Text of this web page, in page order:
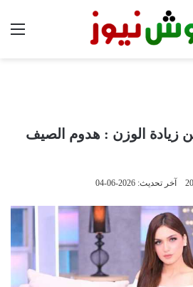
زيادة الوزن : هدوم الصيف
آخر تحديث: 2026-06-04